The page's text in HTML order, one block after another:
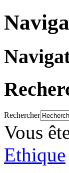
Rechercher
Vous
Ethique